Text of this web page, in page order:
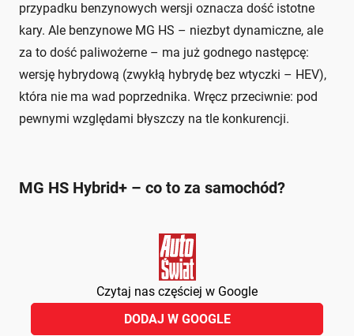
przypadku benzynowych wersji oznacza dość istotne
kary. Ale benzynowe MG HS – niezbyt dynamiczne, ale
za to dość paliwożerne – ma już godnego następcę:
wersję hybrydową (zwykłą hybrydę bez wtyczki – HEV),
która nie ma wad poprzednika. Wręcz przeciwnie: pod
pewnymi względami błyszczy na tle konkurencji.
MG HS Hybrid+ – co to za samochód?
Czytaj nas częściej w Google
DODAJ W GOOGLE